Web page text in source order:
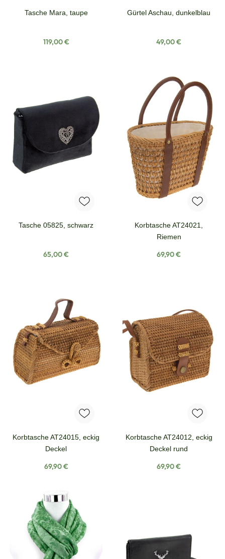
Tasche Mara, taupe
Regulärer Preis:
119,00 €
Gürtel Aschau, dunkelblau
Regulärer Preis:
49,00 €
Tasche 05825, schwarz
Regulärer Preis:
65,00 €
Korbtasche AT24021,
Riemen
Regulärer Preis:
69,90 €
Korbtasche AT24015, eckig
Deckel
Regulärer Preis:
69,90 €
Korbtasche AT24012, eckig
Deckel rund
Regulärer Preis:
69,90 €